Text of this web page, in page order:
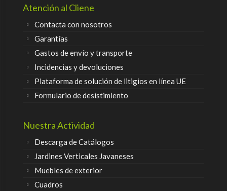
Atención al Cliene
Contacta con nosotros
Garantías
Gastos de envío y transporte
Incidencias y devoluciones
Plataforma de solución de litigios en línea UE
Formulario de desistimiento
Nuestra Actividad
Descarga de Catálogos
Jardines Verticales Javaneses
Muebles de exterior
Cuadros